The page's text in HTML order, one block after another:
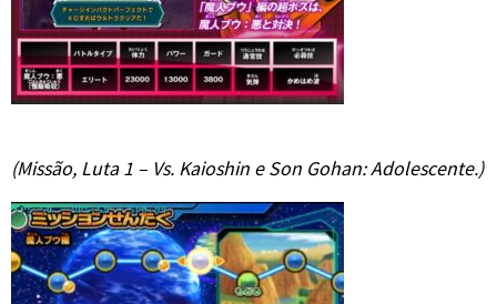
(Missão, Luta 1 – Vs. Kaioshin e Son Gohan: Adolescente.)